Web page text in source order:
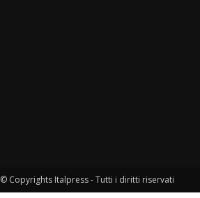
© Copyrights Italpress - Tutti i diritti riservati